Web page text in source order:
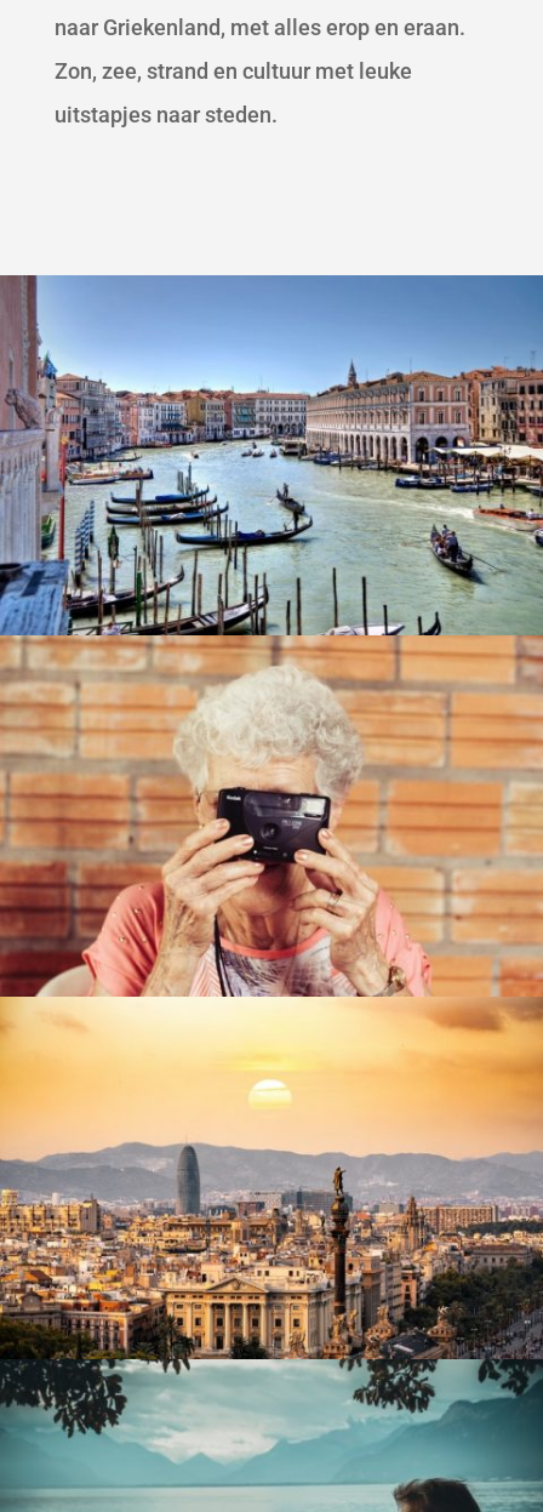
naar Griekenland, met alles erop en eraan.
Zon, zee, strand en cultuur met leuke
uitstapjes naar steden.